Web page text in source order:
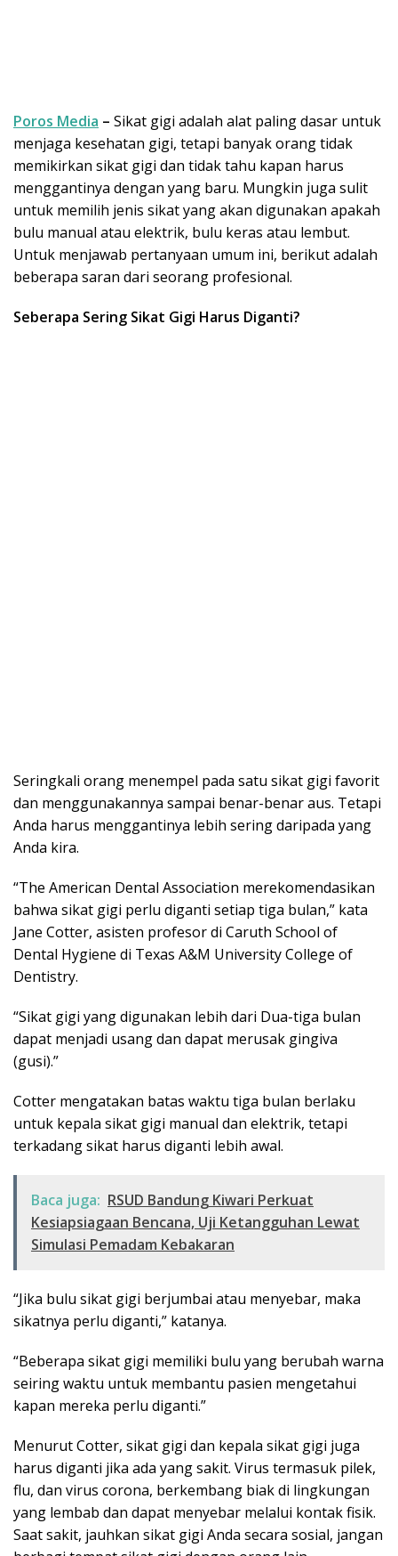
Poros Media – Sikat gigi adalah alat paling dasar untuk
menjaga kesehatan gigi, tetapi banyak orang tidak
memikirkan sikat gigi dan tidak tahu kapan harus
menggantinya dengan yang baru. Mungkin juga sulit
untuk memilih jenis sikat yang akan digunakan apakah
bulu manual atau elektrik, bulu keras atau lembut.
Untuk menjawab pertanyaan umum ini, berikut adalah
beberapa saran dari seorang profesional.
Seberapa Sering Sikat Gigi Harus Diganti?
Seringkali orang menempel pada satu sikat gigi favorit
dan menggunakannya sampai benar-benar aus. Tetapi
Anda harus menggantinya lebih sering daripada yang
Anda kira.
“The American Dental Association merekomendasikan
bahwa sikat gigi perlu diganti setiap tiga bulan,” kata
Jane Cotter, asisten profesor di Caruth School of
Dental Hygiene di Texas A&M University College of
Dentistry.
“Sikat gigi yang digunakan lebih dari Dua-tiga bulan
dapat menjadi usang dan dapat merusak gingiva
(gusi).”
Cotter mengatakan batas waktu tiga bulan berlaku
untuk kepala sikat gigi manual dan elektrik, tetapi
terkadang sikat harus diganti lebih awal.
Baca juga: RSUD Bandung Kiwari Perkuat
Kesiapsiagaan Bencana, Uji Ketangguhan Lewat
Simulasi Pemadam Kebakaran
“Jika bulu sikat gigi berjumbai atau menyebar, maka
sikatnya perlu diganti,” katanya.
“Beberapa sikat gigi memiliki bulu yang berubah warna
seiring waktu untuk membantu pasien mengetahui
kapan mereka perlu diganti.”
Menurut Cotter, sikat gigi dan kepala sikat gigi juga
harus diganti jika ada yang sakit. Virus termasuk pilek,
flu, dan virus corona, berkembang biak di lingkungan
yang lembab dan dapat menyebar melalui kontak fisik.
Saat sakit, jauhkan sikat gigi Anda secara sosial, jangan